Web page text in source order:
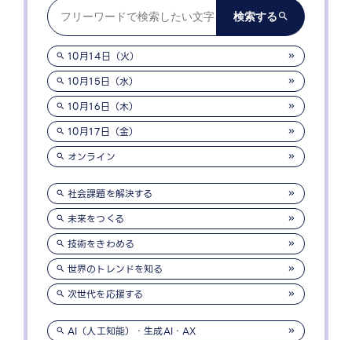
10月14日（火）
10月15日（水）
10月16日（木）
10月17日（金）
オンライン
社会課題を解決する
未来をつくる
技術をきわめる
世界のトレンドを知る
次世代を応援する
AI（人工知能）・生成AI・AX